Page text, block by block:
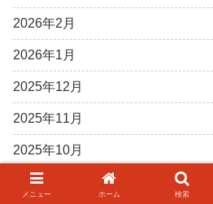
2026年2月
2026年1月
2025年12月
2025年11月
2025年10月
2025年9月
メニュー ホーム 検索